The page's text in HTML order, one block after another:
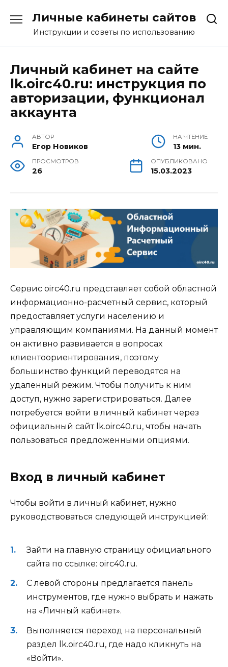
содержанию
Личные кабинеты сайтов
Инструкции и советы по использованию
Личный кабинет на сайте
lk.oirc40.ru: инструкция по
авторизации, функционал
аккаунта
АВТОР
Егор Новиков
НА ЧТЕНИЕ
13 мин.
ПРОСМОТРОВ
26
ОПУБЛИКОВАНО
15.03.2023
Сервис oirc40.ru представляет собой областной
информационно-расчетный сервис, который
предоставляет услуги населению и
управляющим компаниями. На данный момент
он активно развивается в вопросах
клиентоориентирования, поэтому
большинство функций переводятся на
удаленный режим. Чтобы получить к ним
доступ, нужно зарегистрироваться. Далее
потребуется войти в личный кабинет через
официальный сайт lk.oirc40.ru, чтобы начать
пользоваться предложенными опциями.
Вход в личный кабинет
Чтобы войти в личный кабинет, нужно
руководствоваться следующей инструкцией:
Зайти на главную страницу официального
сайта по ссылке: oirc40.ru.
С левой стороны предлагается панель
инструментов, где нужно выбрать и нажать
на «Личный кабинет».
Выполняется переход на персональный
раздел lk.oirc40.ru, где надо кликнуть на
«Войти».